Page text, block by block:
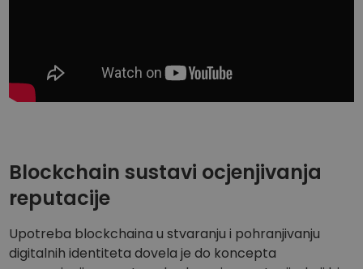
Blockchain sustavi ocjenjivanja
reputacije
Upotreba blockchaina u stvaranju i pohranjivanju
digitalnih identiteta dovela je do koncepta